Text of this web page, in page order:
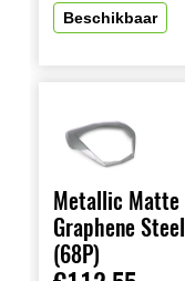
Beschikbaar
Metallic Matte
Graphene
(68P)